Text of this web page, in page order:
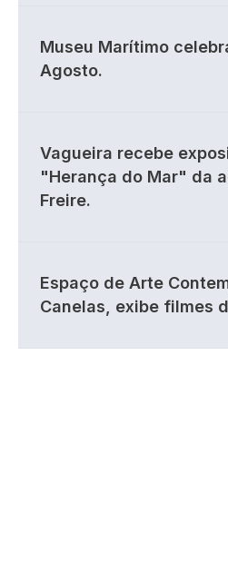
Museu Marítimo
Agosto.
Vagueira recebe
"Herança do Mar" da
Freire.
Espaço de Arte
Canelas, exibe filmes